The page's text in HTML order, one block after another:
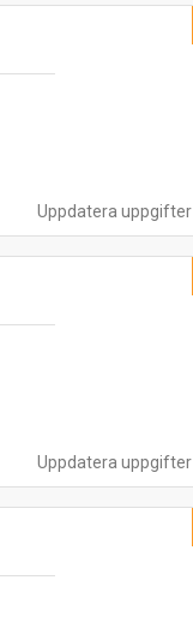
Uppdatera uppgifter
Uppdatera uppgifter